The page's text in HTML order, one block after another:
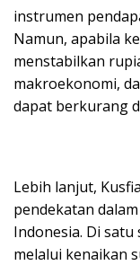
instrumen
Namun, apabila
menstabilkan
makroekonomi,
dapat berkurang
Lebih lanjut,
pendekatan
Indonesia. Di
melalui kenaikan